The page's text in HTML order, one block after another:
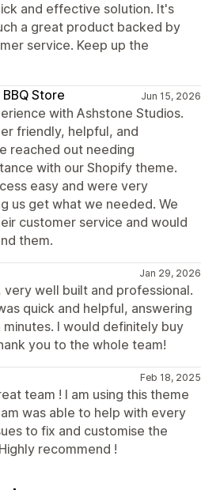
and effective solution. It's
a great product backed by
service. Keep up the
Store
Jun 15, 2026
with Ashstone Studios.
friendly, helpful, and
reached out needing
with our Shopify theme.
easy and were very
us get what we needed. We
customer service and would
them.
Jan 29, 2026
well built and professional.
quick and helpful, answering
minutes. I would definitely buy
you to the whole team!
Feb 18, 2025
team ! I am using this theme
was able to help with every
to fix and customise the
recommend !